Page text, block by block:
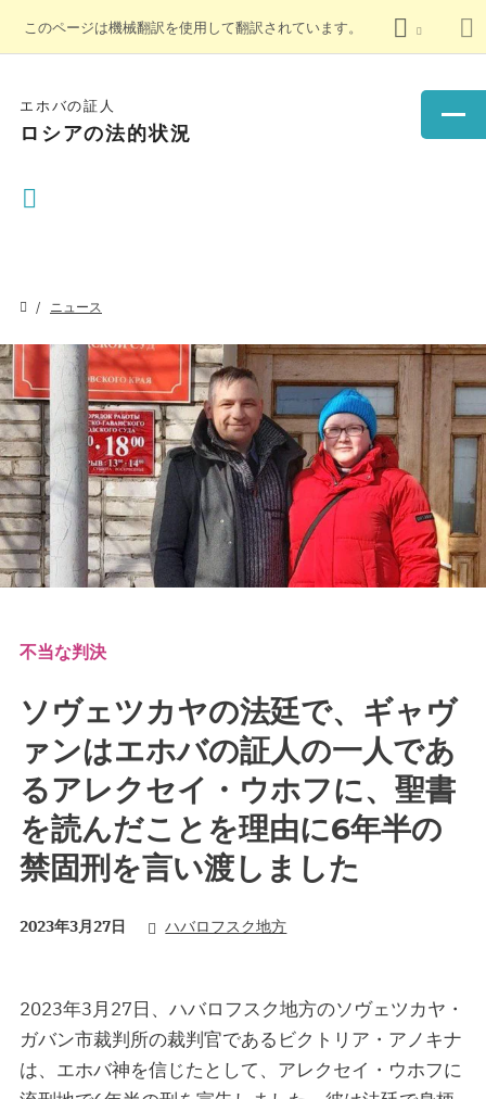
このページは機械翻訳を使用して翻訳されています。
エホバの証人
ロシアの法的状況
ニュース
不当な判決
ソヴェツカヤの法廷で、ギャヴ
ァンはエホバの証人の一人であ
るアレクセイ・ウホフに、聖書
を読んだことを理由に6年半の
禁固刑を言い渡しました
2023年3月27日 ハバロフスク地方
2023年3月27日、ハバロフスク地方のソヴェツカヤ・
ガバン市裁判所の裁判官であるビクトリア・アノキナ
は、エホバ神を信じたとして、アレクセイ・ウホフに